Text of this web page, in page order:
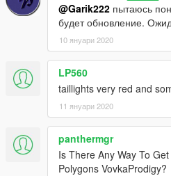
@Garik222 пытаюсь
будет обновление.
10 януари 2020
LP560
taillights very red and
11 януари 2020
panthermgr
Is There Any Way To
Polygons VovkaProdigy?